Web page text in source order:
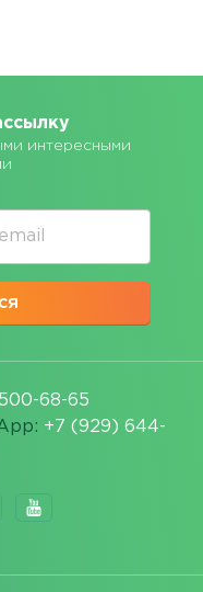
интересными
68-65
+7 (929) 644-